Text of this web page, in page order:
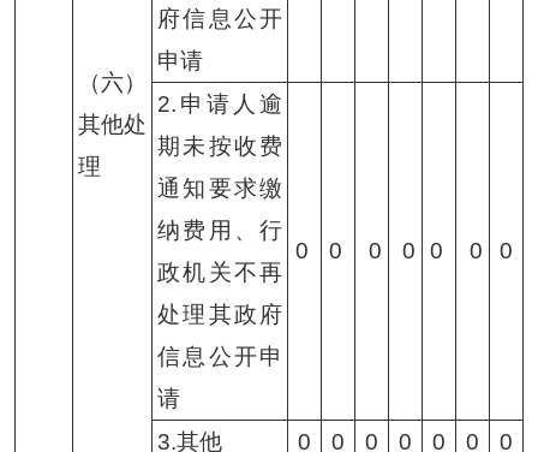
（六）
其他处
理
府信息公开
申请
2.申请人逾
期未按收费
通知要求缴
纳费用、行
政机关不再
处理其政府
信息公开申
请
0 0 0 0 0 0 0
3.其他 0 0 0 0 0 0
0